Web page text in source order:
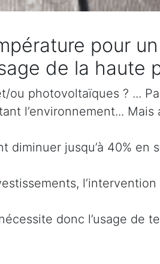
pour
de la haute
ou photovoltaïques ? ...
l’environnement...
jusqu’à 40% en
donc l’usage de